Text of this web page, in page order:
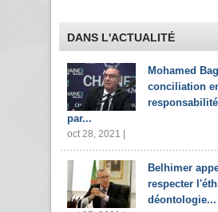
DANS L'ACTUALITÉ
Mohamed
conciliation
par...
oct 28, 2021 |
Belhimer
respecter
déontologie...